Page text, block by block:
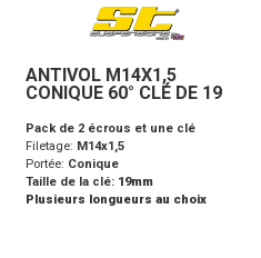
ANTIVOL M14X1,5
CONIQUE 60° CLÉ DE 19
Pack de 2 écrous et une clé
Filetage: M14x1,5
Portée: Conique
Taille de la clé: 19mm
Plusieurs longueurs au choix